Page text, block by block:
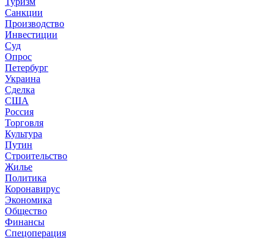
Санкции
Производство
Инвестиции
Суд
Опрос
Петербург
Украина
Сделка
США
Россия
Торговля
Культура
Путин
Строительство
Жилье
Политика
Коронавирус
Экономика
Общество
Финансы
Спецоперация